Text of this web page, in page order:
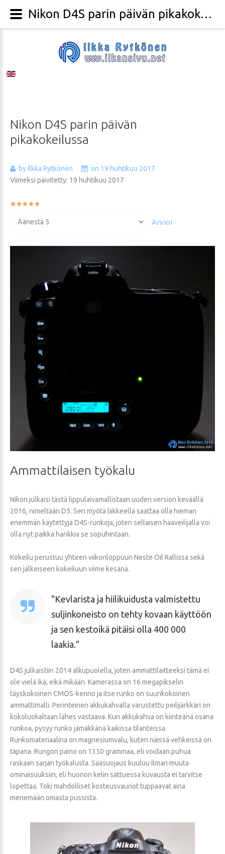
Nikon D4S parin päivän
pikakokeilussa
by Ilkka Rytkönen
on 19 huhtikuu 2017
Viimeksi päivitetty: 19 huhtikuu 2017
Käyttäjän
arvioida
Ammattilaisen työkalu
Nikon julkaisi tästä lippulaivamallistaan uuden version keväällä
2016, nimeltään D5. Sen myötä liikkeellä saattaa olla hieman
enemmän käytettyjä D4S-runkoja, joten sellaisen haaveilijalla voi
olla nyt paikka hankkia se sopuhintaan.
Kokeilu perustuu yhteen viikonloppuun Neste Oil Rallissa sekä
sen jälkeiseen kokeiluun viime kesänä.
Kevlarista ja hiilikuidusta valmistettu
suljinkoneisto on tehty kovaan käyttöön
ja sen kestoikä pitäisi olla 400 000
laakia.
D4S julkaistiin 2014 alkupuolella, joten ammattilaitteeksi tämä ei
ole vielä ikä, eikä mikään. Kamerassa on 16 megapikselin
täyskokoinen CMOS-kenno ja itse runko on suurikokoinen
ammattimalli. Perinteinen akkukahvalla varustettu peilijärkkäri on
kokoluokaltaan lähes vastaava. Kun akkukahva on kiinteänä osana
runkoa, pysyy runko jämäkkänä kaikissa tilanteissa.
Runkomateriaalina on magnesiumvalu, kuten näissä vehkeissä on
tapana. Rungon paino on 1350 grammaa, eli voidaan puhua
raskaan sarjan työkalusta. Sääsuojaus kuuluu ilman muuta
ominaisuuksiin, eli huonon kelin sattuessa kuvausta ei tarvitse
lopettaa. Toki mahdolliset kosteusvauriot tuppaavat aina
menemään omasta pussista.
Nikon D4S parin päivän pikakokeilussa - Valokuvaaja Ilkka Rytkönen